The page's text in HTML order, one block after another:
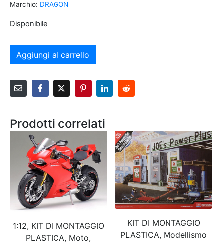
Marchio: DRAGON
Disponibile
Aggiungi al carrello
Prodotti correlati
1:12, KIT DI MONTAGGIO
PLASTICA, Moto,
KIT DI MONTAGGIO
PLASTICA, Modellismo